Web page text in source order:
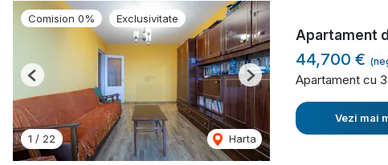
Comision 0% Exclusivitate
1 / 22 Harta
Previous Next
Apartament
44,700 €
Apartament cu
Vezi mai